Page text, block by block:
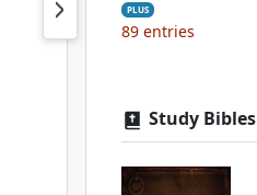
PLUS
89 entries
Study Bibles